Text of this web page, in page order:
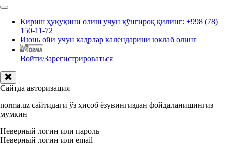
Кириш ҳуқуқини олиш учун қўнғироқ қилинг: +998 (78)
150-11-72
Июнь ойи учун кадрлар календарини юклаб олинг
Войти/Зарегистрироваться
Сайтда авторизация
norma.uz сайтидаги ўз ҳисоб ёзувингиздан фойдаланишингиз
мумкин
Неверный логин или пароль
Неверный логин или email